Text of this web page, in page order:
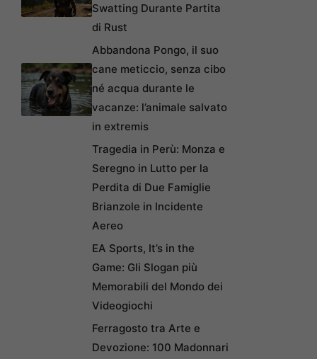
Swatting Durante Partita
di Rust
Abbandona Pongo, il suo
cane meticcio, senza cibo
né acqua durante le
vacanze: l’animale salvato
in extremis
Tragedia in Perù: Monza e
Seregno in Lutto per la
Perdita di Due Famiglie
Brianzole in Incidente
Aereo
EA Sports, It’s in the
Game: Gli Slogan più
Memorabili del Mondo dei
Videogiochi
Ferragosto tra Arte e
Devozione: 100 Madonnari